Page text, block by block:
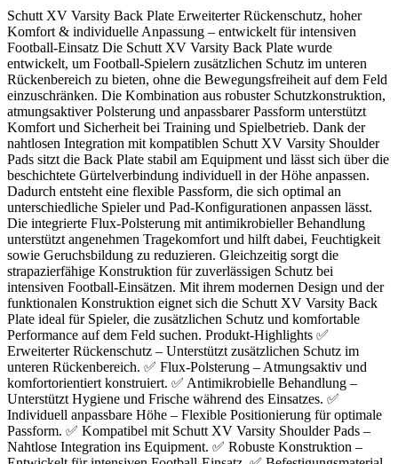
Schutt XV Varsity Back Plate Erweiterter Rückenschutz, hoher
Komfort & individuelle Anpassung – entwickelt für intensiven
Football-Einsatz Die Schutt XV Varsity Back Plate wurde
entwickelt, um Football-Spielern zusätzlichen Schutz im unteren
Rückenbereich zu bieten, ohne die Bewegungsfreiheit auf dem Feld
einzuschränken. Die Kombination aus robuster Schutzkonstruktion,
atmungsaktiver Polsterung und anpassbarer Passform unterstützt
Komfort und Sicherheit bei Training und Spielbetrieb. Dank der
nahtlosen Integration mit kompatiblen Schutt XV Varsity Shoulder
Pads sitzt die Back Plate stabil am Equipment und lässt sich über die
beschichtete Gürtelverbindung individuell in der Höhe anpassen.
Dadurch entsteht eine flexible Passform, die sich optimal an
unterschiedliche Spieler und Pad-Konfigurationen anpassen lässt.
Die integrierte Flux-Polsterung mit antimikrobieller Behandlung
unterstützt angenehmen Tragekomfort und hilft dabei, Feuchtigkeit
sowie Geruchsbildung zu reduzieren. Gleichzeitig sorgt die
strapazierfähige Konstruktion für zuverlässigen Schutz bei
intensiven Football-Einsätzen. Mit ihrem modernen Design und der
funktionalen Konstruktion eignet sich die Schutt XV Varsity Back
Plate ideal für Spieler, die zusätzlichen Schutz und komfortable
Performance auf dem Feld suchen. Produkt-Highlights ✅
Erweiterter Rückenschutz – Unterstützt zusätzlichen Schutz im
unteren Rückenbereich. ✅ Flux-Polsterung – Atmungsaktiv und
komfortorientiert konstruiert. ✅ Antimikrobielle Behandlung –
Unterstützt Hygiene und Frische während des Einsatzes. ✅
Individuell anpassbare Höhe – Flexible Positionierung für optimale
Passform. ✅ Kompatibel mit Schutt XV Varsity Shoulder Pads –
Nahtlose Integration ins Equipment. ✅ Robuste Konstruktion –